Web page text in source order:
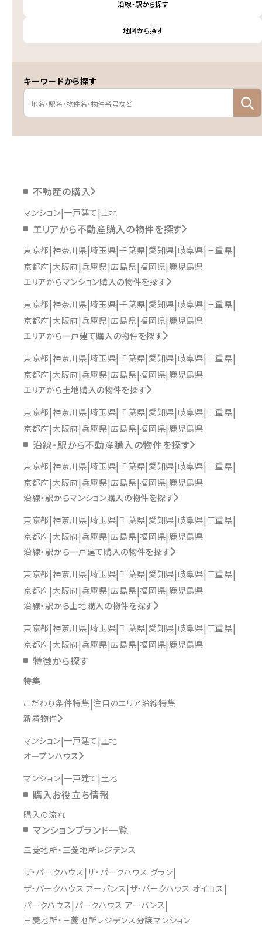
沿線・駅から探す
地図から探す
キーワードから探す
不動産の購入
マンション 一戸建て 土地
エリアから不動産購入の物件を探す
東京都 神奈川県 埼玉県 千葉県 愛知県 岐阜県 三重県
京都府 大阪府 兵庫県 広島県 福岡県 鹿児島県
エリアからマンション購入の物件を探す
東京都 神奈川県 埼玉県 千葉県 愛知県 岐阜県 三重県
京都府 大阪府 兵庫県 広島県 福岡県 鹿児島県
エリアから一戸建て購入の物件を探す
東京都 神奈川県 埼玉県 千葉県 愛知県 岐阜県 三重県
京都府 大阪府 兵庫県 広島県 福岡県 鹿児島県
エリアから土地購入の物件を探す
東京都 神奈川県 埼玉県 千葉県 愛知県 岐阜県 三重県
京都府 大阪府 兵庫県 広島県 福岡県 鹿児島県
沿線・駅から不動産購入の物件を探す
東京都 神奈川県 埼玉県 千葉県 愛知県 岐阜県 三重県
京都府 大阪府 兵庫県 広島県 福岡県 鹿児島県
沿線・駅からマンション購入の物件を探す
東京都 神奈川県 埼玉県 千葉県 愛知県 岐阜県 三重県
京都府 大阪府 兵庫県 広島県 福岡県 鹿児島県
沿線・駅から一戸建て購入の物件を探す
東京都 神奈川県 埼玉県 千葉県 愛知県 岐阜県 三重県
京都府 大阪府 兵庫県 広島県 福岡県 鹿児島県
沿線・駅から土地購入の物件を探す
東京都 神奈川県 埼玉県 千葉県 愛知県 岐阜県 三重県
京都府 大阪府 兵庫県 広島県 福岡県 鹿児島県
特徴から探す
特集
こだわり条件特集 注目のエリア沿線特集
新着物件
マンション 一戸建て 土地
オープンハウス
マンション 一戸建て 土地
購入お役立ち情報
購入の流れ
マンションブランド一覧
三菱地所・三菱地所レジデンス
ザ・パークハウス ザ・パークハウス グラン
ザ・パークハウス アーバンス ザ・パークハウス オイコス
パークハウス パークハウス アーバンス
三菱地所・三菱地所レジデンス分譲マンション